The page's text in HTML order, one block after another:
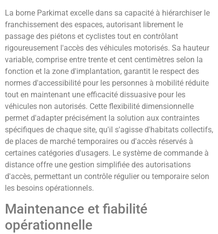
La borne Parkimat excelle dans sa capacité à hiérarchiser le
franchissement des espaces, autorisant librement le
passage des piétons et cyclistes tout en contrôlant
rigoureusement l'accès des véhicules motorisés. Sa hauteur
variable, comprise entre trente et cent centimètres selon la
fonction et la zone d'implantation, garantit le respect des
normes d'accessibilité pour les personnes à mobilité réduite
tout en maintenant une efficacité dissuasive pour les
véhicules non autorisés. Cette flexibilité dimensionnelle
permet d'adapter précisément la solution aux contraintes
spécifiques de chaque site, qu'il s'agisse d'habitats collectifs,
de places de marché temporaires ou d'accès réservés à
certaines catégories d'usagers. Le système de commande à
distance offre une gestion simplifiée des autorisations
d'accès, permettant un contrôle régulier ou temporaire selon
les besoins opérationnels.
Maintenance et fiabilité
opérationnelle